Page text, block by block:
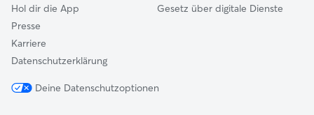
Hol dir die App
Presse
Karriere
Datenschutzerklärung
Gesetz über digitale Dienste
Deine Datenschutzoptionen